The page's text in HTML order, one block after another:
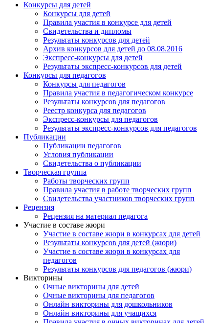
Конкурсы для детей
Конкурсы для детей
Правила участия в конкурсе для детей
Свидетельства и дипломы
Результаты конкурсов для детей
Архив конкурсов для детей до 08.08.2016
Экспресс-конкурсы для детей
Результаты экспресс-конкурсов для детей
Конкурсы для педагогов
Конкурсы для педагогов
Правила участия в педагогическом конкурсе
Результаты конкурсов для педагогов
Реестр конкурса для педагогов
Экспресс-конкурсы для педагогов
Результаты экспресс-конкурсов для педагогов
Публикации
Публикации педагогов
Условия публикации
Свидетельства о публикации
Творческая группа
Работы творческих групп
Правила участия в работе творческих групп
Свидетельства участников творческих групп
Рецензия
Рецензия на материал педагога
Участие в составе жюри
Участие в составе жюри в конкурсах для детей
Результаты конкурсов для детей (жюри)
Участие в составе жюри в конкурсах для
педагогов
Результаты конкурсов для педагогов (жюри)
Викторины
Очные викторины для детей
Очные викторины для педагогов
Онлайн викторины для дошкольников
Онлайн викторины для учащихся
Анонсы конкурсов
Подпишитесь на анонсы сегодня и узнавайте
первыми о самом важном.